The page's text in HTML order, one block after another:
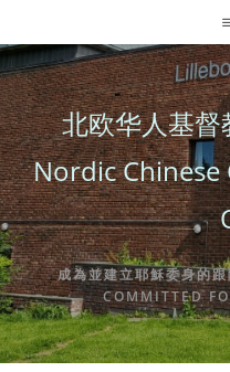
to
content
北欧华人基
Nordic
成為並建立耶穌委身的
COMMITTED